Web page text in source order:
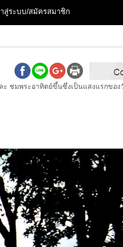
าสู่ระบบ/สมัครสมาชิก
ะ ชมพระอาทิตย์ขึ้นซึ่งเป็นแสงแรกของ